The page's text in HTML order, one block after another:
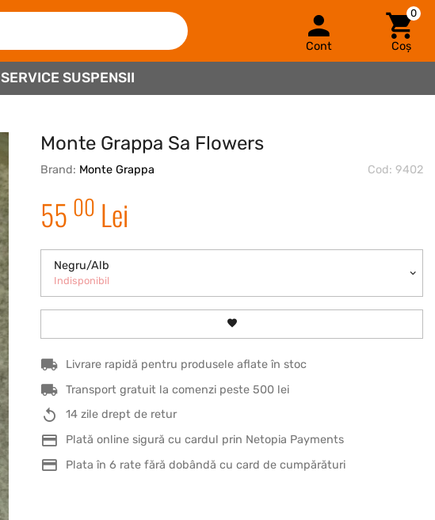
Cont Coș
0
SERVICE SUSPENSII
Monte Grappa Sa Flowers
Brand: Monte Grappa Cod: 9402
55 00 Lei
Negru/Alb
Indisponibil
Livrare rapidă pentru produsele aflate în stoc
Transport gratuit la comenzi peste 500 lei
14 zile drept de retur
Plată online sigură cu cardul prin Netopia Payments
Plata în 6 rate fără dobândă cu card de cumpărături